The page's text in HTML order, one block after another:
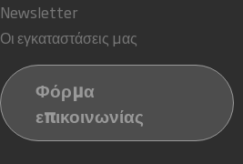
Newsletter
Οι εγκαταστάσεις μας
Φόρμα
επικοινωνίας